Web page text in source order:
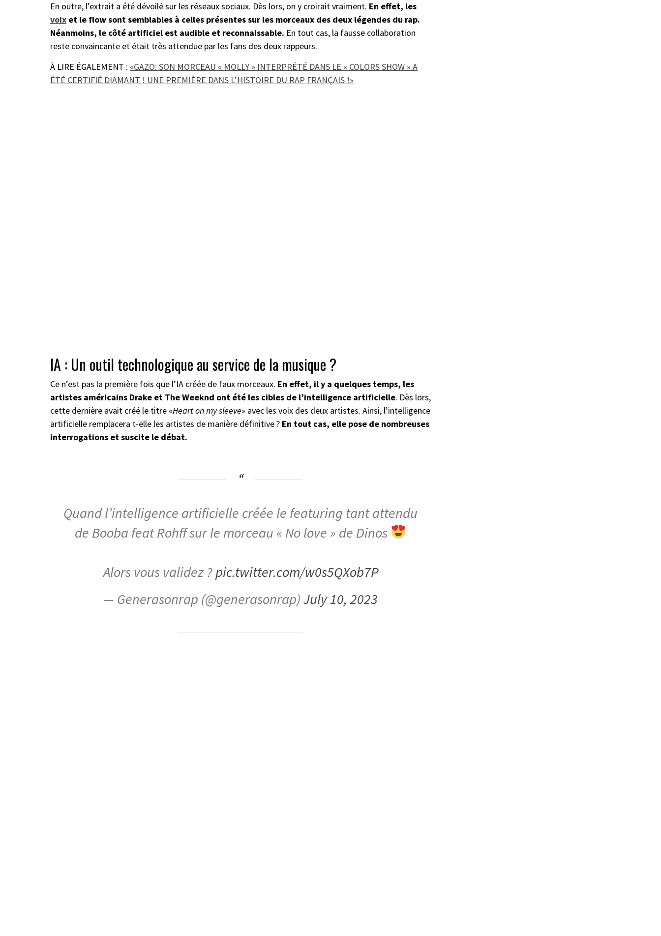
En outre, l’extrait a été dévoilé sur les réseaux sociaux. Dès lors, on y croirait vraiment. En effet, les
voix et le flow sont semblables à celles présentes sur les morceaux des deux légendes du rap.
Néanmoins, le côté artificiel est audible et reconnaissable. En tout cas, la fausse collaboration
reste convaincante et était très attendue par les fans des deux rappeurs.
À LIRE ÉGALEMENT : «GAZO: SON MORCEAU « MOLLY » INTERPRÉTÉ DANS LE « COLORS SHOW » A
ÉTÉ CERTIFIÉ DIAMANT ! UNE PREMIÈRE DANS L’HISTOIRE DU RAP FRANÇAIS !»
IA : Un outil technologique au service de la musique ?
Ce n’est pas la première fois que l’IA créée de faux morceaux. En effet, il y a quelques temps, les
artistes américains Drake et The Weeknd ont été les cibles de l’intelligence artificielle. Dès lors,
cette dernière avait créé le titre «Heart on my sleeve» avec les voix des deux artistes. Ainsi, l’intelligence
artificielle remplacera t-elle les artistes de manière définitive ? En tout cas, elle pose de nombreuses
interrogations et suscite le débat.
Quand l’intelligence artificielle créée le featuring tant attendu
de Booba feat Rohff sur le morceau « No love » de Dinos
Alors vous validez ?pic.twitter.com/w0s5QXob7P
— Generasonrap (@generasonrap)July 10, 2023